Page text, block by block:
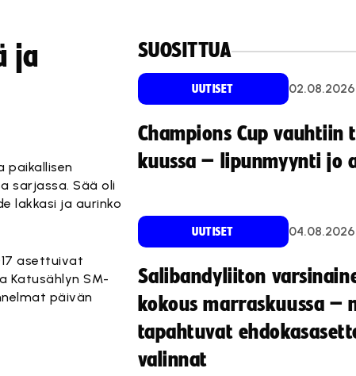
ja
paikallisen
sarjassa. Sää oli
lakkasi ja aurinko
asettuivat
Katusählyn SM-
päivän
SUOSITTUA
UUTISET 02.08.2026
Champions Cup vauhtiin
kuussa – lipunmyynti jo
UUTISET 04.08.2026
Salibandyliiton
kokous marraskuussa –
tapahtuvat
valinnat